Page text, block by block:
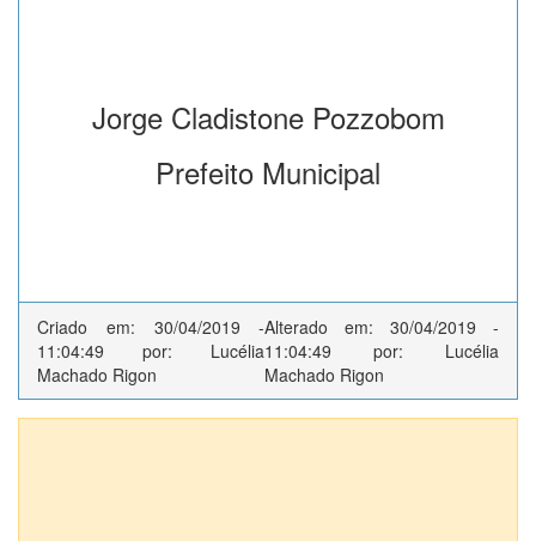
Jorge Cladistone Pozzobom
Prefeito Municipal
Criado em: 30/04/2019 -
11:04:49 por: Lucélia
Machado Rigon
Alterado em: 30/04/2019 -
11:04:49 por: Lucélia
Machado Rigon